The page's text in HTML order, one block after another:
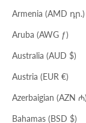
BIANCO
TOTE VERTICALE
Armenia (AMD դր.)
Aruba (AWG ƒ)
Australia (AUD $)
Austria (EUR €)
Azerbaigian (AZN ₼)
Bahamas (BSD $)